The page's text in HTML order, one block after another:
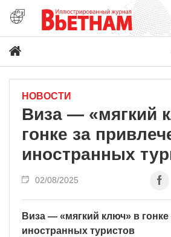
НОВОСТИ
Виза — «мягкий
гонке за
иностранных
02/08/2025
Виза — «мягкий ключ» в
иностранных туристов